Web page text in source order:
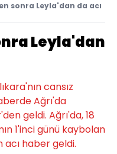
sonra Leyla'dan da acı
Leyla'dan
cansız
Ağrı'da
geldi. Ağrı'da, 18
1'inci günü kaybolan
acı haber geldi.